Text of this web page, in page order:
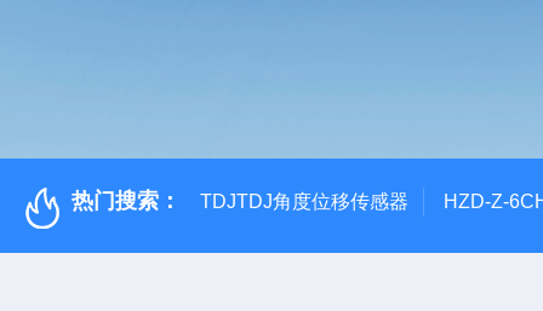
热门搜索： TDJTDJ角度位移传感器 HZD-Z-